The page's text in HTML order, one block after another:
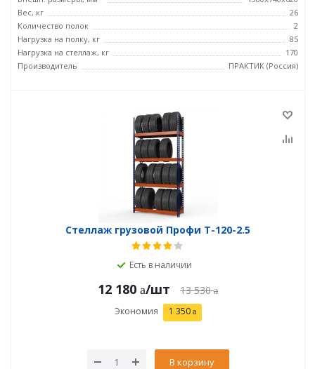
Вес, кг
26
Количество полок
2
Нагрузка на полку, кг
85
Нагрузка на стеллаж, кг
170
Производитель
ПРАКТИК (Россия)
Стеллаж грузовой Профи Т-120-2.5
Есть в наличии
12 180 /шт 13 530
Экономия 1 350
В корзину